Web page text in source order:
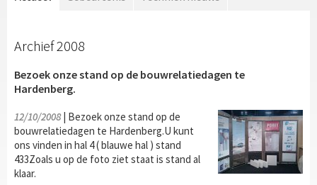
Archief 2008
Bezoek onze stand op de bouwrelatiedagen te
Hardenberg.
12/10/2008| Bezoek onze stand op de
bouwrelatiedagen te Hardenberg.U kunt
ons vinden in hal 4 ( blauwe hal ) stand
433Zoals u op de foto ziet staat is stand al
klaar.